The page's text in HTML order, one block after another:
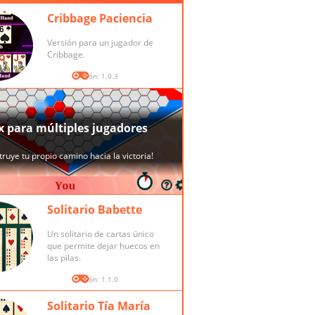
Cribbage Paciencia
Versión para un jugador de
Cribbage.
Versión: 1.0.3
Solitario Babette
Un solitario de cartas único
que permite dejar huecos en
las pilas.
Versión: 1.1.0
Solitario Tía María